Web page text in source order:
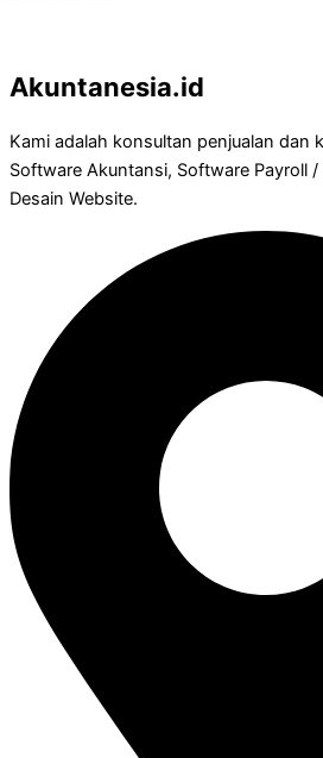
Akuntanesia.id
Kami adalah konsultan penjualan dan
Software Akuntansi, Software Payroll
Desain Website.